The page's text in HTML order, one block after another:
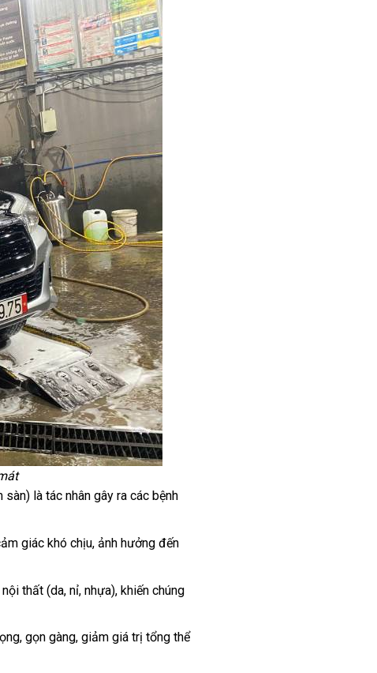
là tác nhân gây ra các bệnh
giác khó chịu, ảnh hưởng đến
thất (da, nỉ, nhựa), khiến chúng
gọn gàng, giảm giá trị tổng thể